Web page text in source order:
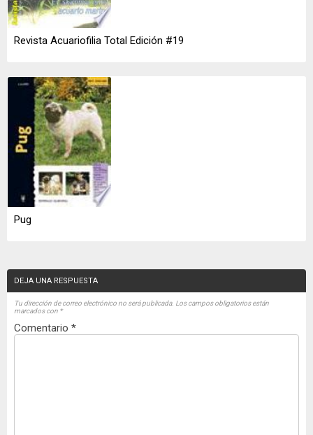
Revista Acuariofilia Total Edición #19
Pug
DEJA UNA RESPUESTA
Tu dirección de correo electrónico no será publicada. Los campos obligatorios están
marcados con *
Comentario *